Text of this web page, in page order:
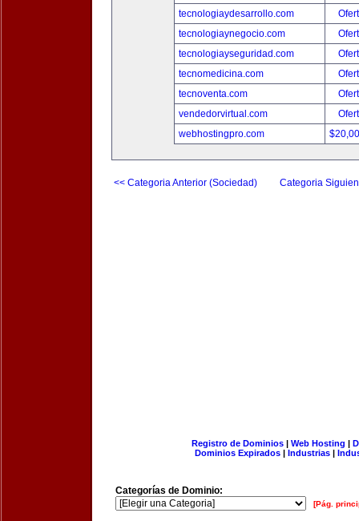
tecnologiaydesarrollo.com
tecnologiaynegocio.com
tecnologiayseguridad.com
tecnomedicina.com
tecnoventa.com
vendedorvirtual.com
webhostingpro.com
<< Categoria Anterior (Sociedad) Categoria
Registro de Dominios| Web Hosting |
Dominios Expirados | Industrias |
Categorías de Dominio:
[Pág.